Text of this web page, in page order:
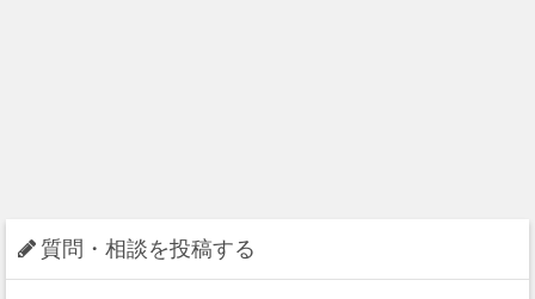
質問・相談を投稿する